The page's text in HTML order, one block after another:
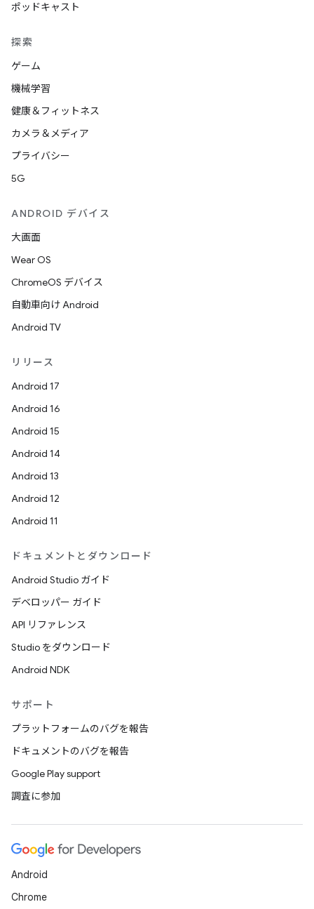
ポッドキャスト
探索
ゲーム
機械学習
健康＆フィットネス
カメラ＆メディア
プライバシー
5G
ANDROID デバイス
大画面
Wear OS
ChromeOS デバイス
自動車向け Android
Android TV
リリース
Android 17
Android 16
Android 15
Android 14
Android 13
Android 12
Android 11
ドキュメントとダウンロード
Android Studio ガイド
デベロッパー ガイド
API リファレンス
Studio をダウンロード
Android NDK
サポート
プラットフォームのバグを報告
ドキュメントのバグを報告
Google Play support
調査に参加
Android
Chrome